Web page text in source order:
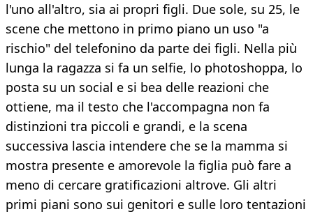
l'uno all'altro, sia ai propri figli. Due sole, su 25, le
scene che mettono in primo piano un uso "a
rischio" del telefonino da parte dei figli. Nella più
lunga la ragazza si fa un selfie, lo photoshoppa, lo
posta su un social e si bea delle reazioni che
ottiene, ma il testo che l'accompagna non fa
distinzioni tra piccoli e grandi, e la scena
successiva lascia intendere che se la mamma si
mostra presente e amorevole la figlia può fare a
meno di cercare gratificazioni altrove. Gli altri
primi piani sono sui genitori e sulle loro tentazioni